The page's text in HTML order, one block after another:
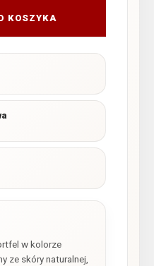
KOSZYKA
w kolorze
ze skóry naturalnej,